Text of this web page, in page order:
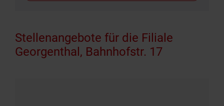
Stellenangebote für die Filiale
Georgenthal, Bahnhofstr. 17